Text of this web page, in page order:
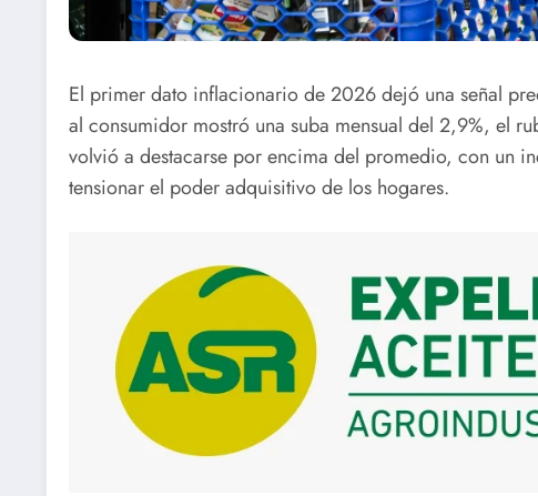
El primer dato inflacionario de 2026 dejó una señal
al consumidor mostró una suba mensual del 2,9%, el
volvió a destacarse por encima del promedio, con un
tensionar el poder adquisitivo de los hogares.